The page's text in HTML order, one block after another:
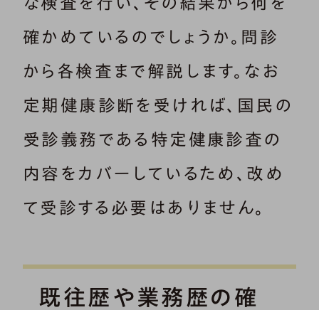
確かめているのでしょうか。問診
から各検査まで解説します。なお
定期健康診断を受ければ、国民の
受診義務である特定健康診査の
内容をカバーしているため、改め
て受診する必要はありません。
既往歴や業務歴の確